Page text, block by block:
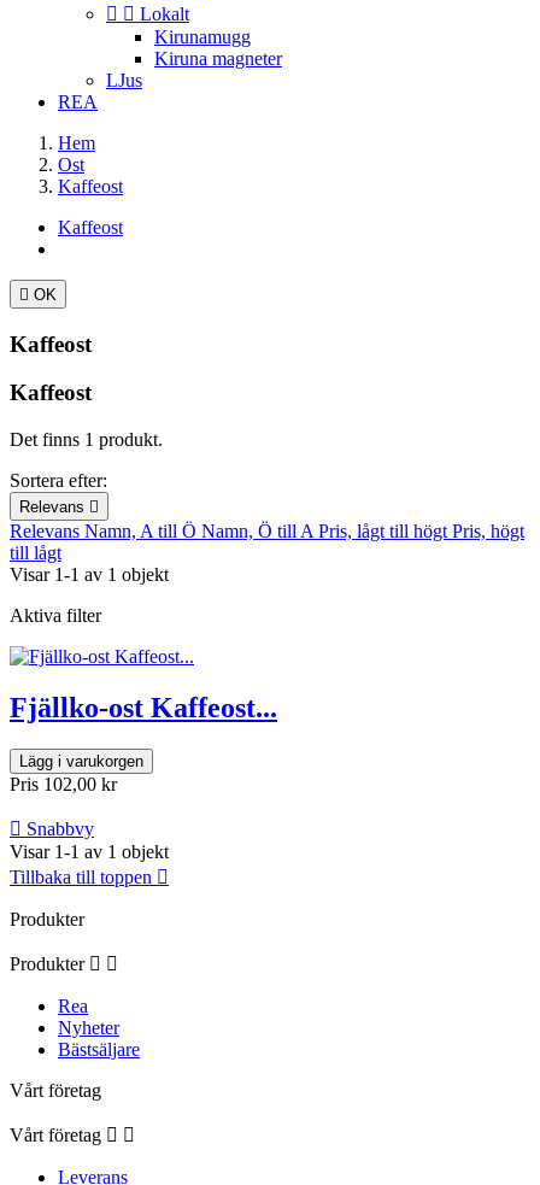
  Lokalt
Kirunamugg
Kiruna magneter
LJus
REA
Hem
Ost
Kaffeost
Kaffeost
 OK
Kaffeost
Kaffeost
Det finns 1 produkt.
Sortera efter:
Relevans 
Relevans Namn, A till Ö Namn, Ö till A Pris, lågt till högt Pris, högt
till lågt
Visar 1-1 av 1 objekt
Aktiva filter
Fjällko-ost Kaffeost...
Lägg i varukorgen
Pris 102,00 kr
 Snabbvy
Visar 1-1 av 1 objekt
Tillbaka till toppen 
Produkter
Produkter  
Rea
Nyheter
Bästsäljare
Vårt företag
Vårt företag  
Leverans